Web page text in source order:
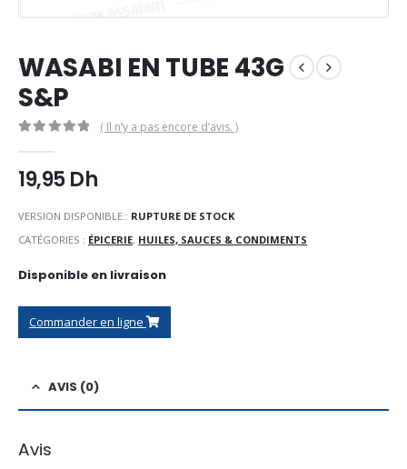
WASABI EN TUBE 43G
S&P
( Il n’y a pas encore d’avis. )
19,95Dh
VERSION DISPONIBLE:: RUPTURE DE STOCK
CATÉGORIES : ÉPICERIE, HUILES, SAUCES & CONDIMENTS
Disponible en livraison
Commander en ligne
AVIS (0)
Avis